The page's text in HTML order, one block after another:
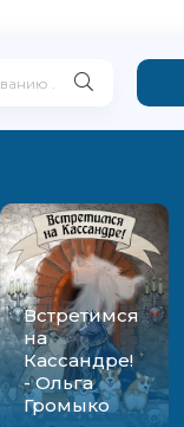
Встретимся
на
Кассандре!
- Ольга
Громыко